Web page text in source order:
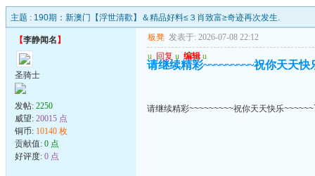
主题 : 190期：新澳门【浮世清歡】＆精品好料≤３肖致富≥奇迹再次发生.
【李静闻名 】
圣骑士
发帖: 2250
威望: 20015 点
铜币: 10140 枚
贡献值: 0 点
好评度: 0 点
板凳 发表于: 2026-07-08 22:12
u 回复 u 编辑 u
请继续精彩~~~~~~~~~祝你天天快
请继续精彩~~~~~~~~~祝你天天快乐